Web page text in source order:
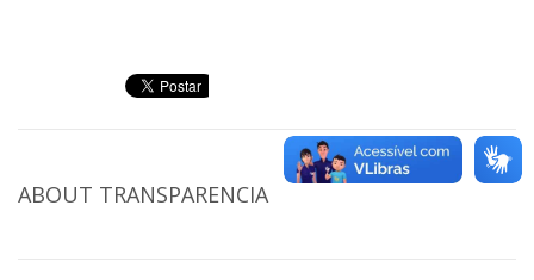
ABOUT TRANSPARENCIA